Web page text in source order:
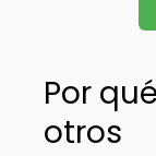
Por
otros